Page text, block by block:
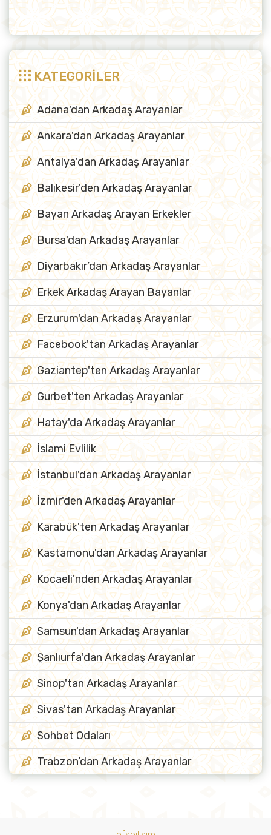
KATEGORİLER
Adana'dan Arkadaş Arayanlar
Ankara'dan Arkadaş Arayanlar
Antalya'dan Arkadaş Arayanlar
Balıkesir'den Arkadaş Arayanlar
Bayan Arkadaş Arayan Erkekler
Bursa'dan Arkadaş Arayanlar
Diyarbakır’dan Arkadaş Arayanlar
Erkek Arkadaş Arayan Bayanlar
Erzurum'dan Arkadaş Arayanlar
Facebook'tan Arkadaş Arayanlar
Gaziantep'ten Arkadaş Arayanlar
Gurbet'ten Arkadaş Arayanlar
Hatay'da Arkadaş Arayanlar
İslami Evlilik
İstanbul'dan Arkadaş Arayanlar
İzmir'den Arkadaş Arayanlar
Karabük'ten Arkadaş Arayanlar
Kastamonu'dan Arkadaş Arayanlar
Kocaeli'nden Arkadaş Arayanlar
Konya'dan Arkadaş Arayanlar
Samsun'dan Arkadaş Arayanlar
Şanlıurfa'dan Arkadaş Arayanlar
Sinop'tan Arkadaş Arayanlar
Sivas'tan Arkadaş Arayanlar
Sohbet Odaları
Trabzon’dan Arkadaş Arayanlar